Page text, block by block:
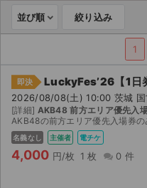
取扱チケット
ライブ・コンサート（国内）
ライブ・コンサート（海外）
イベント
スポーツ
並び順 絞り込み
1
即決 LuckyFes’26【1日
2026/08/08(土) 10:00 茨城 国
[詳細] AKB48 前方エリア優先入
AKB48の前方エリア優先入場券のみのお譲りです。整理番号は900番台です。 先着販売で
名義なし 主催者 電チケ
4,000 円/枚 1 枚 0 件